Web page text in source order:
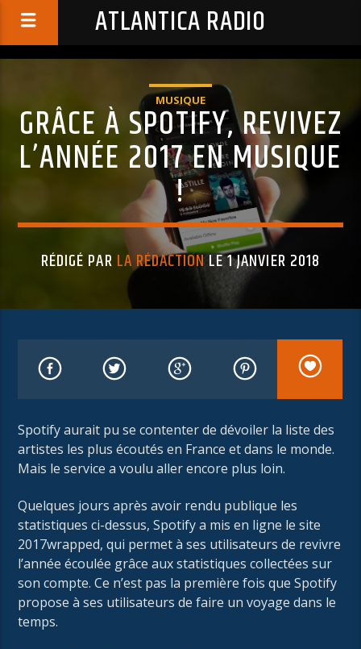
ATLANTICA RADIO
MUSIQUE
GRÂCE À SPOTIFY, REVIVEZ
L’ANNÉE 2017 EN MUSIQUE
!
RÉDIGÉ PAR LA RÉDACTIONLE 1 JANVIER 2018
Spotify aurait pu se contenter de dévoiler la liste des
artistes les plus écoutés en France et dans le monde.
Mais le service a voulu aller encore plus loin.
Quelques jours après avoir rendu publique les
statistiques ci-dessus, Spotify a mis en ligne le site
2017wrapped, qui permet à ses utilisateurs de revivre
l’année écoulée grâce aux statistiques collectées sur
son compte. Ce n’est pas la première fois que Spotify
propose à ses utilisateurs de faire un voyage dans le
temps.